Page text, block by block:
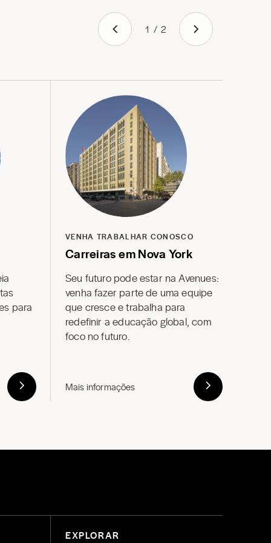
1 / 2
para
VENHA TRABALHAR CONOSCO
Carreiras em Nova York
Seu futuro pode estar na Avenues:
venha fazer parte de uma equipe
que cresce e trabalha para
redefinir a educação global, com
foco no futuro.
Mais informações
EXPLORAR